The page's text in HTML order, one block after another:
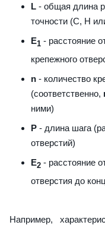
L - общая длина
точности (С, H
E1 - расстояние
крепежного
n - количество
(соответственно,
ними)
P - длина шага
отверстий)
E2 - расстояние
отверстия до
Например,